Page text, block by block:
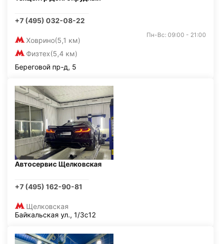
+7 (495) 032-08-22
Ховрино(5,1 км)
Физтех(5,4 км)
Пн-Вс: 09:00 - 21:00
Береговой пр-д, 5
Автосервис Щелковская
+7 (495) 162-90-81
Щелковская
Байкальская ул., 1/3с12